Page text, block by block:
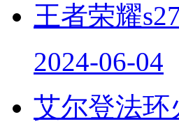
王者荣耀
2024-06-04
艾尔登法环